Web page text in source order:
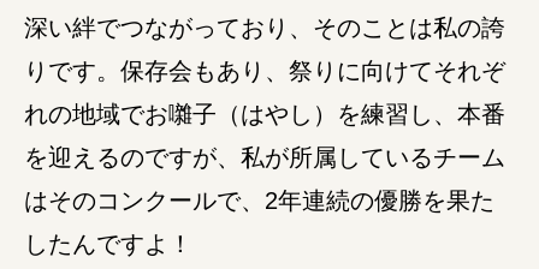
深い絆でつながっており、そのことは私の誇
りです。保存会もあり、祭りに向けてそれぞ
れの地域でお囃子（はやし）を練習し、本番
を迎えるのですが、私が所属しているチーム
はそのコンクールで、2年連続の優勝を果た
したんですよ！